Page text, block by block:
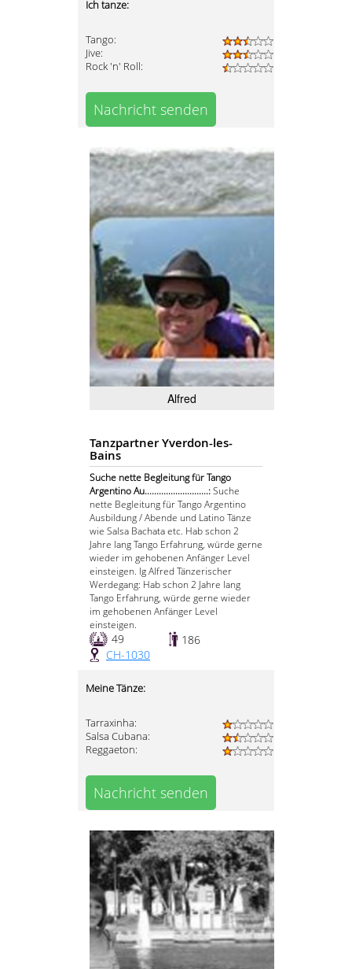
Ich tanze:
Tango:
Jive:
Rock 'n' Roll:
Nachricht senden
Alfred
Tanzpartner Yverdon-les-
Bains
Suche nette Begleitung für Tango
Argentino Au...........................:Suche
nette Begleitung für Tango Argentino
Ausbildung / Abende und Latino Tänze
wie Salsa Bachata etc. Hab schon 2
Jahre lang Tango Erfahrung, würde gerne
wieder im gehobenen Anfänger Level
einsteigen. lg Alfred Tänzerischer
Werdegang: Hab schon 2 Jahre lang
Tango Erfahrung, würde gerne wieder
im gehobenen Anfänger Level
einsteigen.
49
186
CH-1030
Meine Tänze:
Tarraxinha:
Salsa Cubana:
Reggaeton:
Nachricht senden